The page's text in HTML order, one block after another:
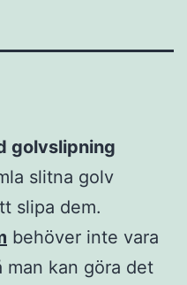
golvslipning
slitna golv
slipa dem.
behöver inte vara
kan göra det